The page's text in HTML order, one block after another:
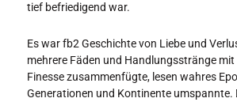
tief befriedigend war.
Es war fb2 Geschichte von Liebe und
mehrere Fäden und Handlungsstränge
Finesse zusammenfügte, lesen wahres
Generationen und Kontinente umspannte.